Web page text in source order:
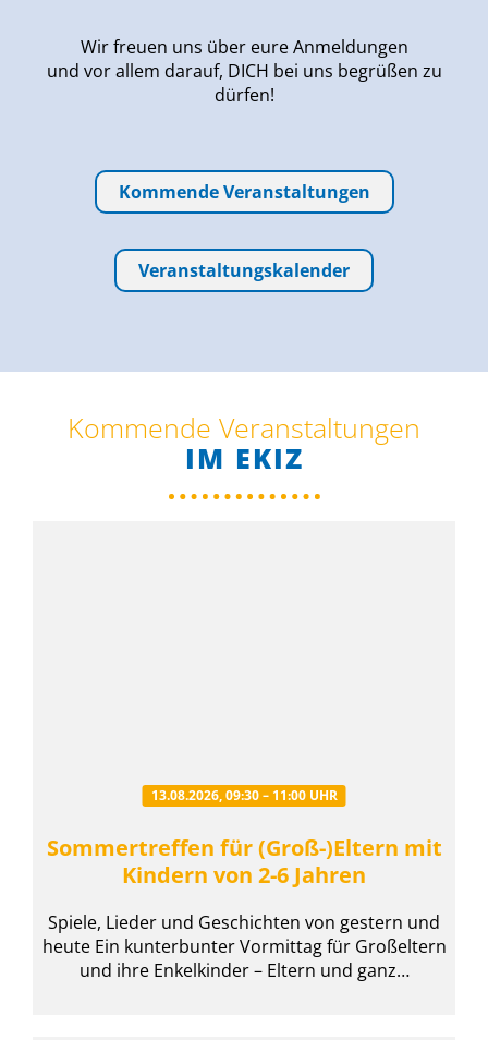
Wir freuen uns über eure Anmeldungen
und vor allem darauf, DICH bei uns begrüßen zu
dürfen!
Kommende Veranstaltungen
Veranstaltungskalender
Kommende Veranstaltungen
IM EKIZ
13.08.2026, 09:30 – 11:00 UHR
Sommertreffen für (Groß-)Eltern mit
Kindern von 2-6 Jahren
Spiele, Lieder und Geschichten von gestern und
heute Ein kunterbunter Vormittag für Großeltern
und ihre Enkelkinder – Eltern und ganz…